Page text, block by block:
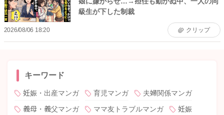
級生が下した制裁
2026/08/06 18:20 クリップ
キーワード
妊娠・出産マンガ 育児マンガ
夫婦関係マンガ
義母・義父マンガ
ママ友トラブルマンガ
妊娠